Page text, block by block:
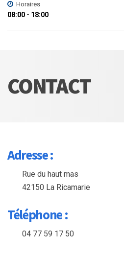
Horaires
08:00 - 18:00
CONTACT
Adresse :
Rue du haut mas
42150 La Ricamarie
Téléphone :
04 77 59 17 50